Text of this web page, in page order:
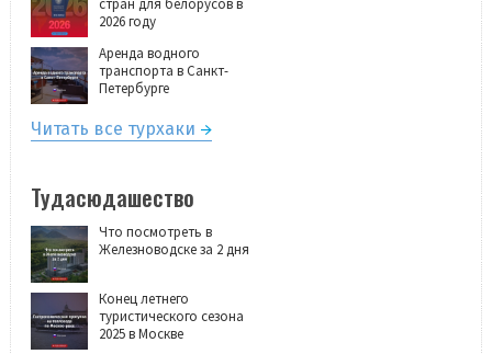
2026 году
Аренда водного
транспорта в Санкт-
Петербурге
Читать все турхаки
Тудасюдашество
Что посмотреть в
Железноводске за 2 дня
Конец летнего
туристического сезона
2025 в Москве